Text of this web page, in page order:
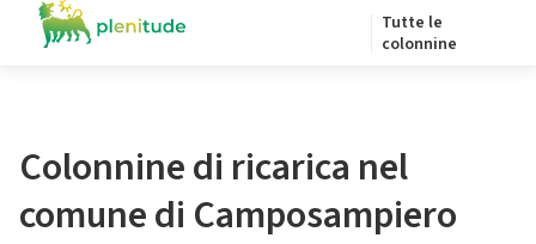
Tutte le
colonnine
Colonnine di ricarica nel
comune di Camposampiero